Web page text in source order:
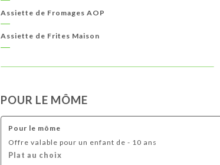
Assiette de Fromages AOP
Assiette de Frites Maison
POUR LE MÔME
Pour le môme
Offre valable pour un enfant de - 10 ans
Plat au choix